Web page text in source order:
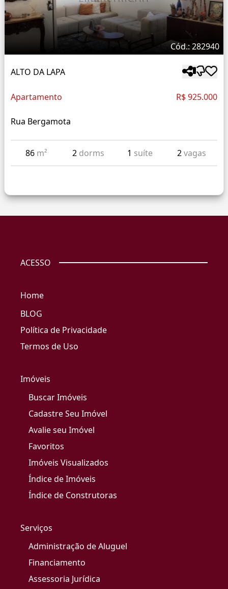
Cód.: 282940
ALTO DA LAPA
Apartamento R$ 925.000
Rua Bergamota
86 m² 2 dorms 1 suíte 2vagas
ACESSO
Home
BLOG
Política de Privacidade
Termos de Uso
Imóveis
Buscar Imóveis
Cadastre Seu Imóvel
Avalie seu Imóvel
Favoritos
Imóveis Visualizados
Índice de Imóveis
Índice de Construtoras
Serviços
Administração de Aluguel
Financiamento
Assessoria Jurídica